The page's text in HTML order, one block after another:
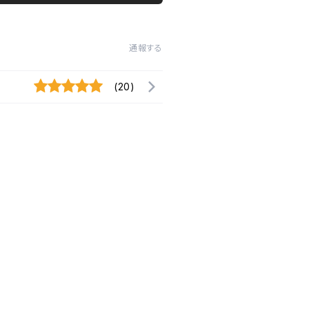
通報する
(20)